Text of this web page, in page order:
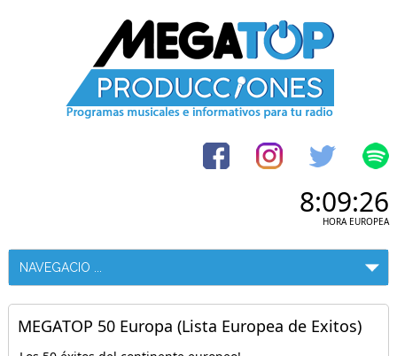
8:09:26
HORA EUROPEA
MEGATOP 50 Europa (Lista Europea de Exitos)